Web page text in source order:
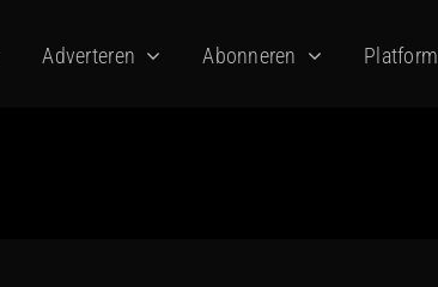
Adverteren Abonneren Platform